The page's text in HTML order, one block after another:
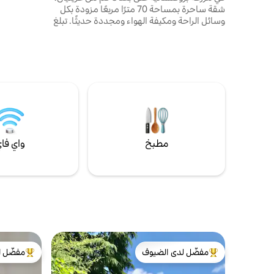
شقة ساحرة بمساحة 70 مترًا مربعًا مزودة بكل
وسائل الراحة ومكيفة الهواء ومجددة حديثًا. تبلغ
مطبخ واي
من أبرز البيوت المفضّلة لدى الضيوف
مفضّل لدى الضيوف
من أبرز
مفضّل